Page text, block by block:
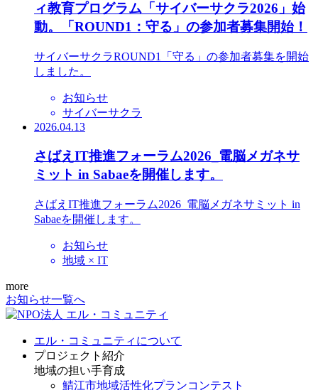
ィ教育プログラム「サイバーサクラ2026」始
動。「ROUND1：守る」の参加者募集開始！
サイバーサクラROUND1「守る」の参加者募集を開始
しました。
お知らせ
サイバーサクラ
2026.04.13
さばえIT推進フォーラム2026_電脳メガネサ
ミット in Sabaeを開催します。
さばえIT推進フォーラム2026_電脳メガネサミット in
Sabaeを開催します。
お知らせ
地域 × IT
more
お知らせ一覧へ
エル・コミュニティについて
プロジェクト紹介
地域の担い手育成
鯖江市地域活性化プランコンテスト